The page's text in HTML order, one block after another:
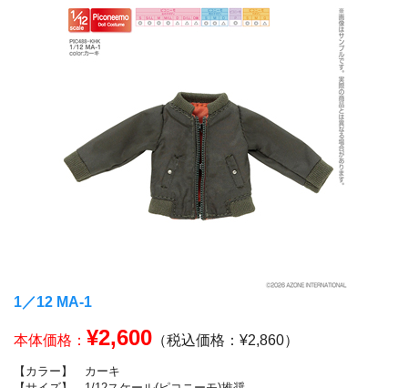
1／12 MA‐1
本体価格： ¥2,600 （税込価格：¥2,860）
【カラー】
カーキ